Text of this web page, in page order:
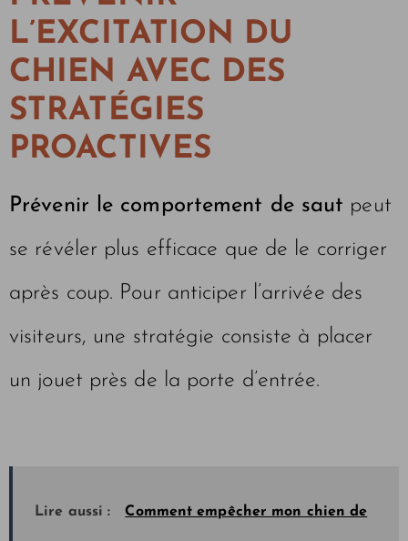
L’EXCITATION DU
CHIEN AVEC DES
STRATÉGIES
PROACTIVES
Prévenir le comportement de saut peut
se révéler plus efficace que de le corriger
après coup. Pour anticiper l’arrivée des
visiteurs, une stratégie consiste à placer
un jouet près de la porte d’entrée.
Lire aussi : Comment empêcher mon chien de